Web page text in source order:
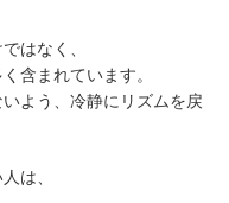
はなく、
含まれています。
よう、冷静にリズムを戻
は、